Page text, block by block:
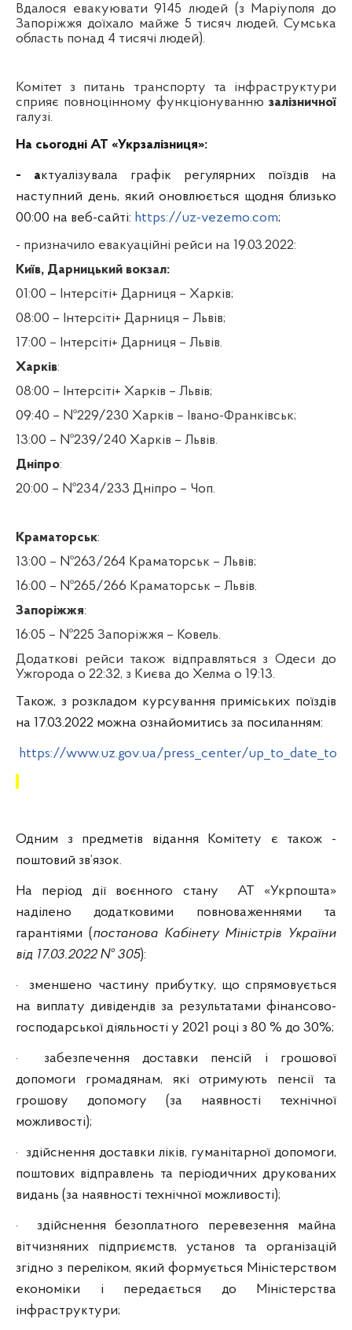
Вдалося евакуювати 9145 людей (з Маріуполя до
Запоріжжя доїхало майже 5 тисяч людей, Сумська
область понад 4 тисячі людей).
Комітет з питань транспорту та інфраструктури
сприяє повноцінному функціонуванню залізничної
галузі.
На сьогодні АТ «Укрзалізниця»:
- актуалізувала графік регулярних поїздів на
наступний день, який оновлюється щодня близько
00:00 на веб-сайті: https://uz-vezemo.com;
- призначило евакуаційні рейси на 19.03.2022:
Київ, Дарницький вокзал:
01:00 – Інтерсіті+ Дарниця – Харків;
08:00 – Інтерсіті+ Дарниця – Львів;
17:00 – Інтерсіті+ Дарниця – Львів.
Харків:
08:00 – Інтерсіті+ Харків – Львів;
09:40 – №229/230 Харків – Івано-Франківськ;
13:00 – №239/240 Харків – Львів.
Дніпро:
20:00 – №234/233 Дніпро – Чоп.
Краматорськ:
13:00 – №263/264 Краматорськ – Львів;
16:00 – №265/266 Краматорськ – Львів.
Запоріжжя:
16:05 – №225 Запоріжжя – Ковель.
Додаткові рейси також відправляться з Одеси до
Ужгорода о 22:32, з Києва до Хелма о 19:13.
Також, з розкладом курсування приміських поїздів
на 17.03.2022 можна ознайомитись за посиланням:
https://www.uz.gov.ua/press_center/
Одним з предметів відання Комітету є також -
поштовий зв’язок.
На період дії воєнного стану
АТ «Укрпошта»
наділено додатковими повноваженнями та
гарантіями (постанова Кабінету Міністрів України
від 17.03.2022 № 305):
·
зменшено частину прибутку, що спрямовується
на виплату дивідендів за результатами фінансово-
господарської діяльності у 2021 році з 80 % до 30%;
·
забезпечення доставки пенсій і грошової
допомоги громадянам, які отримують пенсії та
грошову допомогу (за наявності технічної
можливості);
· здійснення доставки ліків, гуманітарної допомоги,
поштових відправлень та періодичних друкованих
видань (за наявності технічної можливості);
·
здійснення безоплатного перевезення майна
вітчизняних підприємств, установ та організацій
згідно з переліком, який формується Міністерством
економіки і передається до Міністерства
інфраструктури;